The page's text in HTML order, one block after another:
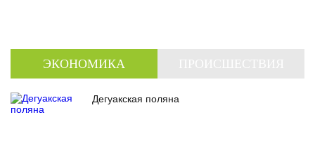
ЭКОНОМИКА
Дегуакская поляна